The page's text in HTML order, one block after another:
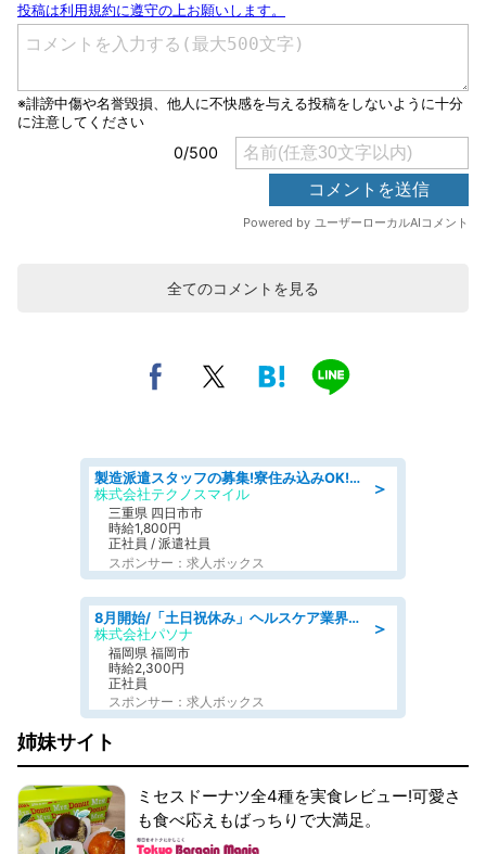
全てのコメントを見る
＞
製造派遣スタッフの募集!寮住み込みOK!カーエアコンの検査業務 denso aichi
株式会社テクノスマイル
三重県 四日市市
時給1,800円
正社員 / 派遣社員
スポンサー：求人ボックス
＞
8月開始/「土日祝休み」ヘルスケア業界の産業保健師/高時給/未経験OK/要資格:保健師、正看護師
株式会社パソナ
福岡県 福岡市
時給2,300円
正社員
スポンサー：求人ボックス
姉妹サイト
ミセスドーナツ全4種を実食レビュー!可愛さ
も食べ応えもばっちりで大満足。